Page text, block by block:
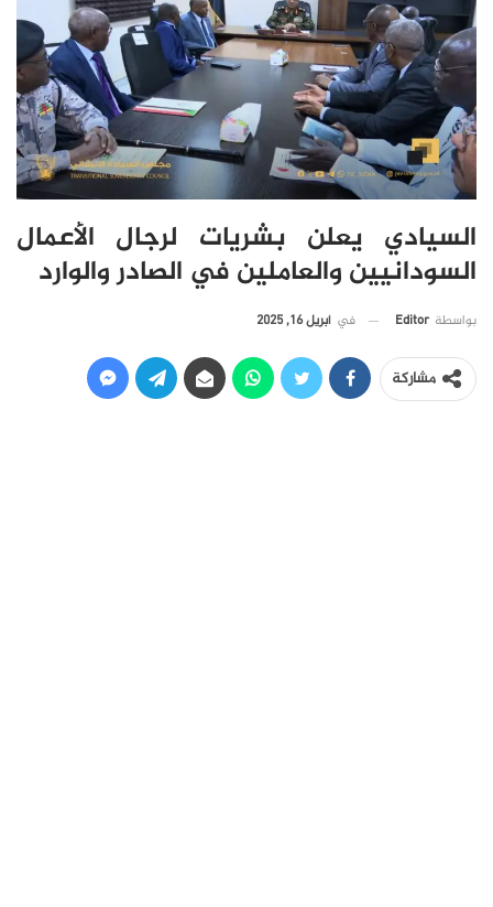
السيادي يعلن بشريات لرجال الأعمال
السودانيين والعاملين في الصادر والوارد
بواسطة Editor في أبريل 16, 2025
مشاركة